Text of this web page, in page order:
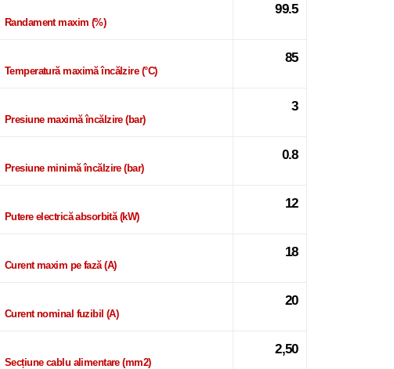
Randament maxim (%)
99.5
Temperatură maximă încălzire (°C)
85
Presiune maximă încălzire (bar)
3
Presiune minimă încălzire (bar)
0.8
Putere electrică absorbită (kW)
12
Curent maxim pe fază (A)
18
Curent nominal fuzibil (A)
20
Secțiune cablu alimentare (mm2)
2,50